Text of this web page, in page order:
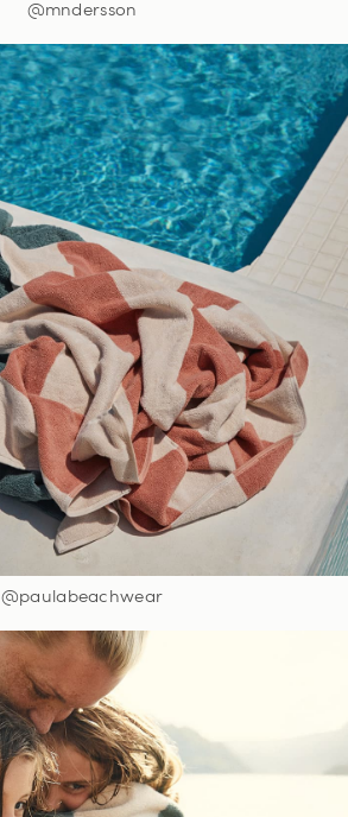
@mndersson
@paulabeachwear